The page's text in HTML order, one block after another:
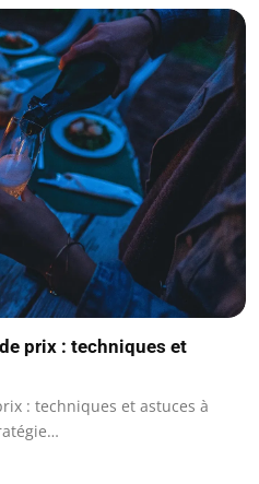
prix : techniques et
: techniques et astuces à